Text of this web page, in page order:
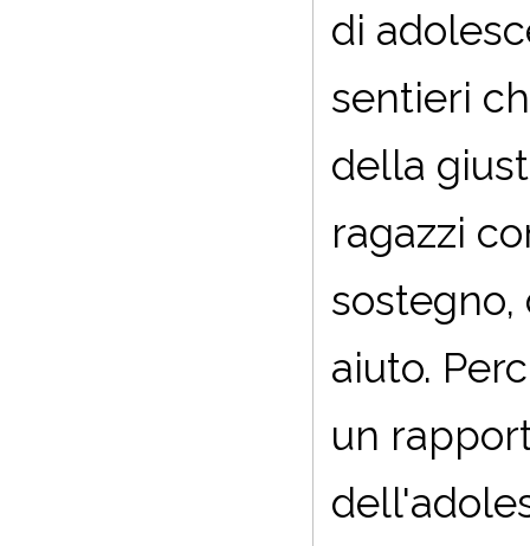
di
sentieri
della
ragazzi
aiuto.
un